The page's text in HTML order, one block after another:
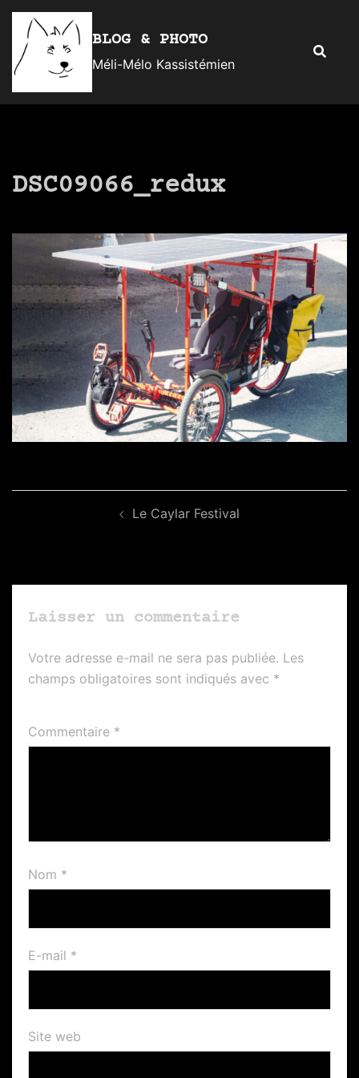
Aller
contenu
BLOG & PHOTO
Méli-Mélo Kassistémien
DSC09066_redux
Le Caylar Festival
Laisser un commentaire
Votre adresse e-mail ne sera pas publiée. Les
champs obligatoires sont indiqués avec *
Commentaire *
Nom *
E-mail *
Site web